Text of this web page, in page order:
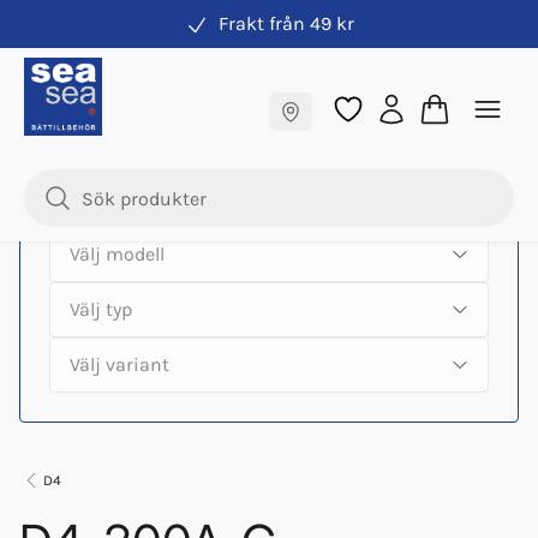
Frakt från 49 kr
Samma pris online & i butik
Hitta rätt produkter till din båtmotor
D4